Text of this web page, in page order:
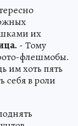
их
- Тому
флешмобы.
им хоть пять
себя в роли